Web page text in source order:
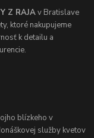
Z RAJAv Bratislave
ktoré nakupujeme
k detailu a
blízkeho v
služby kvetov